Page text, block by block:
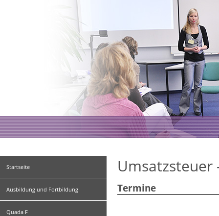
Startseite
Ausbildung und Fortbildung
Quada F
Umsatzsteuer
Termine